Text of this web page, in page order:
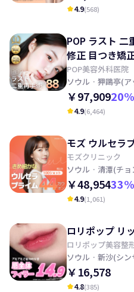
kid_star4.9(568)
POP ラスト 二
修正 目つき矯
POP美容外科医院
ソウル · 狎鷗亭(
￥97,90920%
kid_star4.9(6,464)
モズ ウルセラ
モズクリニック
ソウル · 清潭(チ
￥48,95433%
kid_star4.9(1,061)
ロリポップ リ
ロリポップ美容整
ソウル · 新沙(シン
￥16,578
kid_star4.8(385)